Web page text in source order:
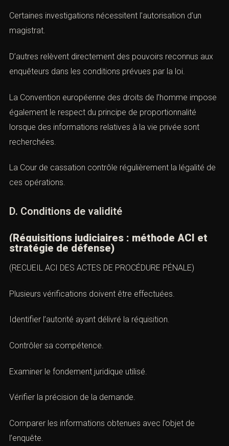
réquisition selon la nature de l’enquête et l’autorité qui les
met en œuvre.
Certaines investigations nécessitent l’autorisation d’un
magistrat.
D’autres relèvent directement des pouvoirs reconnus
aux enquêteurs dans les conditions prévues par la loi.
La Convention européenne des droits de l’homme
proportionnalité lorsque des informations relatives à la
vie privée sont recherchées.
La Cour de cassation contrôle régulièrement la légalité
D. Conditions de validité
stratégie de défense)
Vérifier la précision de la demande.